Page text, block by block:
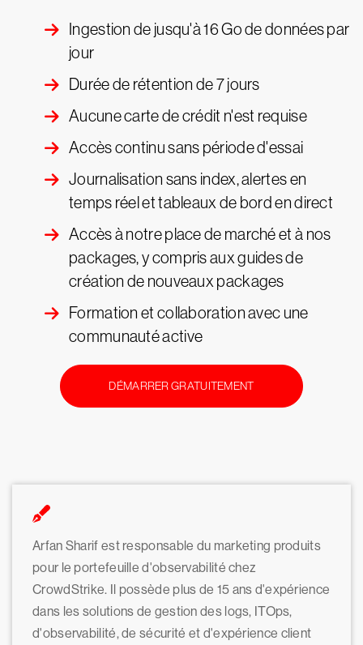
Ingestion de jusqu'à 16 Go de données par
jour
Durée de rétention de 7 jours
Aucune carte de crédit n'est requise
Accès continu sans période d'essai
Journalisation sans index, alertes en
temps réel et tableaux de bord en direct
Accès à notre place de marché et à nos
packages, y compris aux guides de
création de nouveaux packages
Formation et collaboration avec une
communauté active
DÉMARRER GRATUITEMENT
Arfan Sharif est responsable du marketing produits
pour le portefeuille d'observabilité chez
CrowdStrike. Il possède plus de 15 ans d'expérience
dans les solutions de gestion des logs, ITOps,
d'observabilité, de sécurité et d'expérience client